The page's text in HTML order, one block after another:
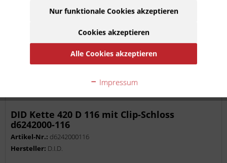
DID Kette 420 D 116 mit Clip-Schloss
d6242000-116
Artikel-Nr.: d6242000116
Hersteller: D.I.D.
Nur funktionale Cookies akzeptieren
Cookies akzeptieren
Alle Cookies akzeptieren
Impressum